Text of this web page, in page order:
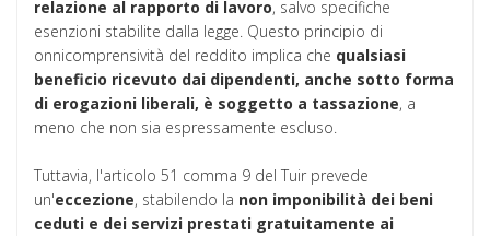
relazione al rapporto di lavoro, salvo specifiche
esenzioni stabilite dalla legge. Questo principio di
onnicomprensività del reddito implica che qualsiasi
beneficio ricevuto dai dipendenti, anche sotto forma
di erogazioni liberali, è soggetto a tassazione, a
meno che non sia espressamente escluso.
Tuttavia, l'articolo 51 comma 9 del Tuir prevede
un'eccezione, stabilendo la non imponibilità dei beni
ceduti e dei servizi prestati gratuitamente ai